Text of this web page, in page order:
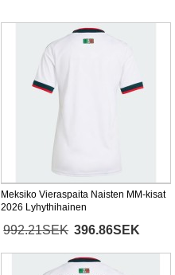
Meksiko Vieraspaita Naisten MM-kisat
2026 Lyhythihainen
992.21SEK 396.86SEK